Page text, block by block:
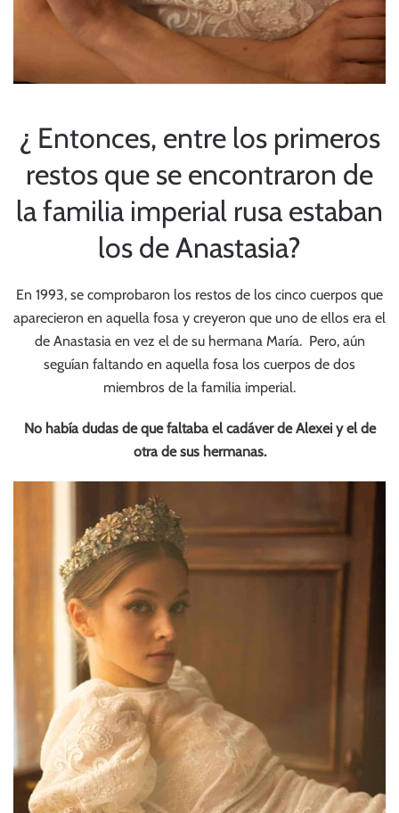
¿ Entonces, entre los primeros
restos que se encontraron de
la familia imperial rusa estaban
los de Anastasia?
En 1993, se comprobaron los restos de los cinco cuerpos que
aparecieron en aquella fosa y creyeron que uno de ellos era el
de Anastasia en vez el de su hermana María. Pero, aún
seguían faltando en aquella fosa los cuerpos de dos
miembros de la familia imperial.
No había dudas de que faltaba el cadáver de Alexei y el de
otra de sus hermanas.